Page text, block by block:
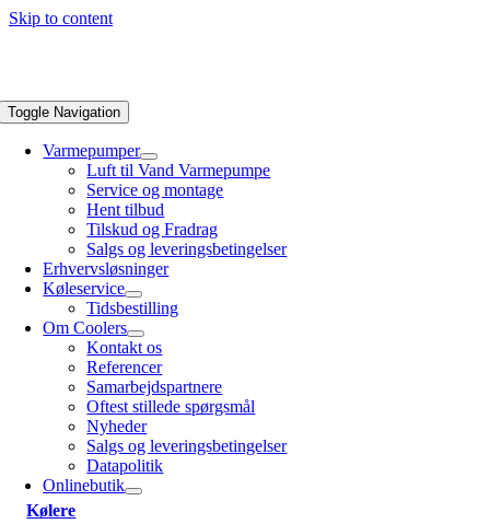
Skip to content
Toggle Navigation
Varmepumper
Luft til Vand Varmepumpe
Service og montage
Hent tilbud
Tilskud og Fradrag
Salgs og leveringsbetingelser
Erhvervsløsninger
Køleservice
Tidsbestilling
Om Coolers
Kontakt os
Referencer
Samarbejdspartnere
Oftest stillede spørgsmål
Nyheder
Salgs og leveringsbetingelser
Datapolitik
Onlinebutik
Kølere